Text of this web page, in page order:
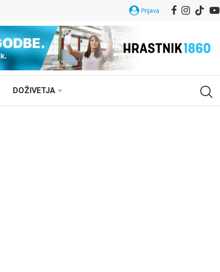
Prijava
DOŽIVETJA